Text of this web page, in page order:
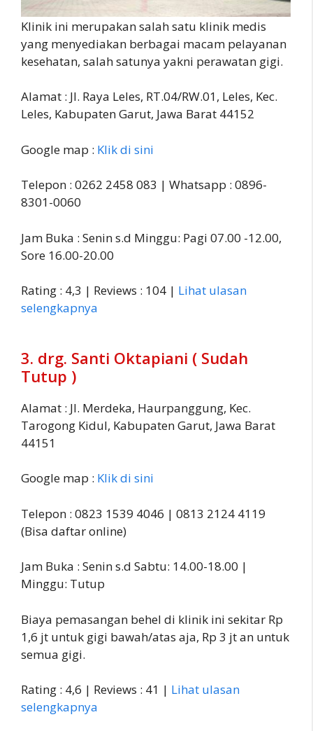
Klinik ini merupakan salah satu klinik medis
yang menyediakan berbagai macam pelayanan
kesehatan, salah satunya yakni perawatan gigi.
Alamat : Jl. Raya Leles, RT.04/RW.01, Leles, Kec.
Leles, Kabupaten Garut, Jawa Barat 44152
Google map : Klik di sini
Telepon : 0262 2458 083 | Whatsapp : 0896-
8301-0060
Jam Buka : Senin s.d Minggu: Pagi 07.00 -12.00,
Sore 16.00-20.00
Rating : 4,3 | Reviews : 104 | Lihat ulasan
selengkapnya
3. drg. Santi Oktapiani ( Sudah
Tutup )
Alamat : Jl. Merdeka, Haurpanggung, Kec.
Tarogong Kidul, Kabupaten Garut, Jawa Barat
44151
Google map : Klik di sini
Telepon : 0823 1539 4046 | 0813 2124 4119
(Bisa daftar online)
Jam Buka : Senin s.d Sabtu: 14.00-18.00 |
Minggu: Tutup
Biaya pemasangan behel di klinik ini sekitar Rp
1,6 jt untuk gigi bawah/atas aja, Rp 3 jt an untuk
semua gigi.
Rating : 4,6 | Reviews : 41 | Lihat ulasan
selengkapnya